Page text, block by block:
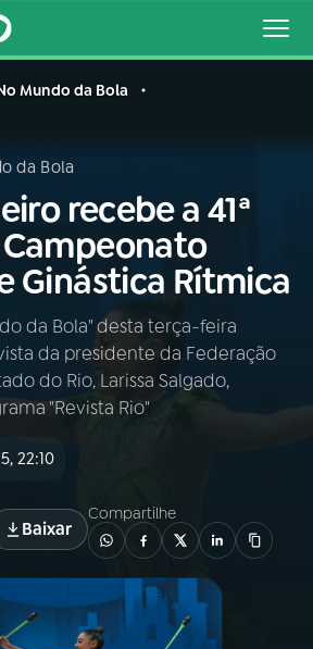
Buscar
AO VIVO
Mundo da Bola
da Bola
recebe a 41ª
Ginástica Rítmica
da Bola" desta terça-feira
da presidente da Federação
do Rio, Larissa Salgado,
"Revista Rio"
22:10
Baixar
Compartilhe